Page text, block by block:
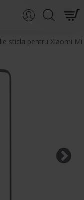
sticla pentru Xiaomi